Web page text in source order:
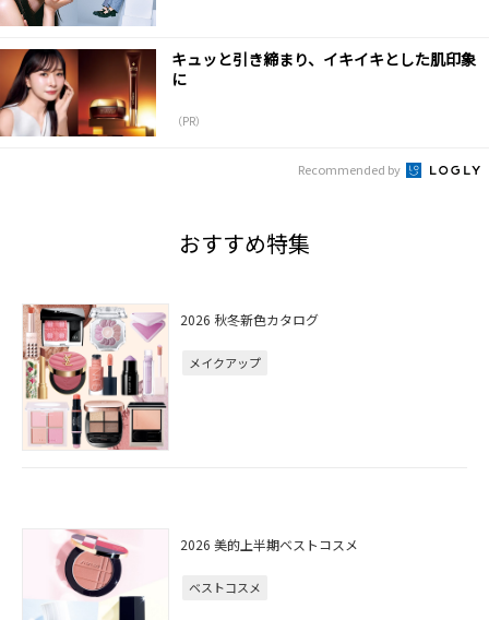
キュッと引き締まり、イキイキとした肌印象
に
（PR）
Recommended by
おすすめ特集
2026 秋冬新色カタログ
メイクアップ
2026 美的上半期ベストコスメ
ベストコスメ